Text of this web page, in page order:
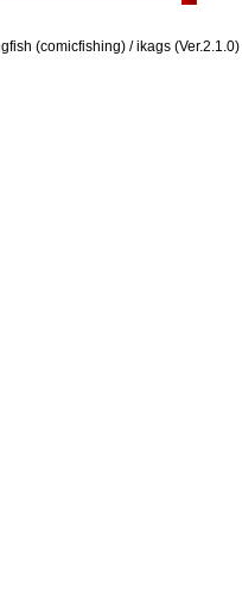
(comicfishing) / ikags (Ver.2.1.0)